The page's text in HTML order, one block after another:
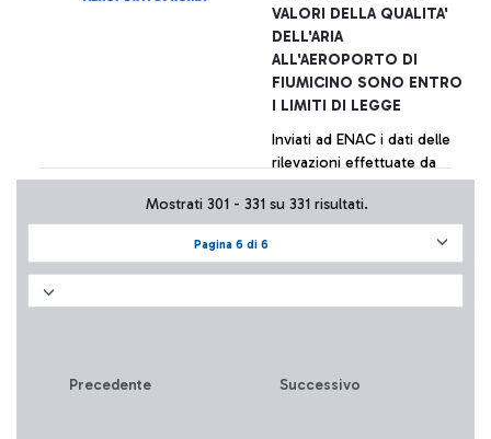
VALORI DELLA QUALITA'
DELL'ARIA
ALL'AEROPORTO DI
FIUMICINO SONO ENTRO
I LIMITI DI LEGGE
Inviati ad ENAC i dati delle
rilevazioni effettuate da
diversi centri specializzati
per conto di varie realtà
pubblicata sul sito della
+ Approfondisci
Pagina 6 di 6
Mostrati 301 - 331 su 331 risultati.
Precedente Successivo